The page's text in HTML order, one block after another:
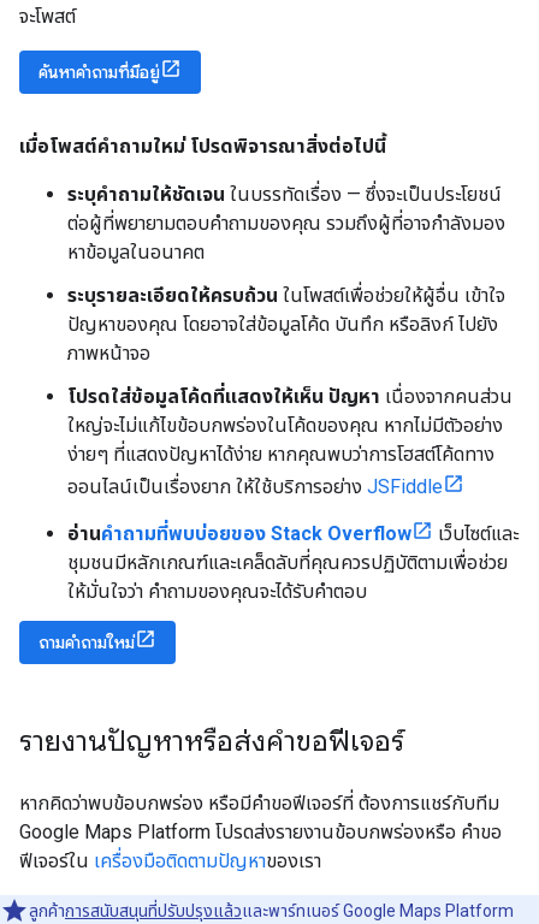
จะโพสต์
ค้นหาคำถามที่มีอยู่
เมื่อโพสต์คำถามใหม่ โปรดพิจารณาสิ่งต่อไปนี้
ระบุคำถามให้ชัดเจน ในบรรทัดเรื่อง — ซึ่งจะเป็นประโยชน์
ต่อผู้ที่พยายามตอบคำถามของคุณ รวมถึงผู้ที่อาจกำลังมอง
หาข้อมูลในอนาคต
ระบุรายละเอียดให้ครบถ้วน ในโพสต์เพื่อช่วยให้ผู้อื่น เข้าใจ
ปัญหาของคุณ โดยอาจใส่ข้อมูลโค้ด บันทึก หรือลิงก์ ไปยัง
ภาพหน้าจอ
โปรดใส่ข้อมูลโค้ดที่แสดงให้เห็น ปัญหา เนื่องจากคนส่วน
ใหญ่จะไม่แก้ไขข้อบกพร่องในโค้ดของคุณ หากไม่มีตัวอย่าง
ง่ายๆ ที่แสดงปัญหาได้ง่าย หากคุณพบว่าการโฮสต์โค้ดทาง
ออนไลน์เป็นเรื่องยาก ให้ใช้บริการอย่าง JSFiddle
อ่านคำถามที่พบบ่อยของ Stack Overflow
เว็บไซต์และ
ชุมชนมีหลักเกณฑ์และเคล็ดลับที่คุณควรปฏิบัติตามเพื่อช่วย
ให้มั่นใจว่า คำถามของคุณจะได้รับคำตอบ
ถามคำถามใหม่
รายงานปัญหาหรือส่งคำขอฟีเจอร์
หากคิดว่าพบข้อบกพร่อง หรือมีคำขอฟีเจอร์ที่ ต้องการแชร์กับทีม
Google Maps Platform โปรดส่งรายงานข้อบกพร่องหรือ คำขอ
ฟีเจอร์ใน เครื่องมือติดตามปัญหาของเรา
ลูกค้าการสนับสนุนที่ปรับปรุงแล้วและพาร์ทเนอร์ Google Maps Platform